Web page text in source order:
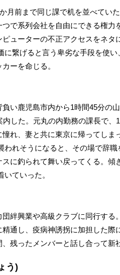
月前まで同じ課で机を並べてい
で系列会社を自由にできる権
ューターの不正アクセスをネ
繋げると言う卑劣な手段を使
ーを命じる。
い鹿児島市内から1時間45分の
した。元丸の内勤務の課長で
れ、妻と共に東京に帰ってし
れそうになると、その場で辞
に釣られて舞い戻ってくる。
ていった。
絆興業や高級クラブに同行す
通し、疫病神誘拐に加担した
残ったメンバーと話し合って
う)